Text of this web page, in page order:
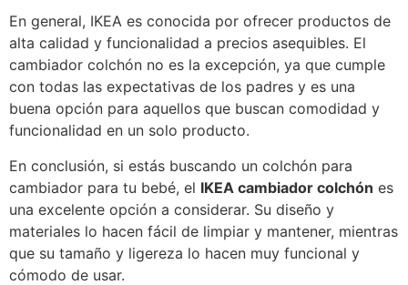
En general, IKEA es conocida por ofrecer productos de
alta calidad y funcionalidad a precios asequibles. El
cambiador colchón no es la excepción, ya que cumple
con todas las expectativas de los padres y es una
buena opción para aquellos que buscan comodidad y
funcionalidad en un solo producto.
En conclusión, si estás buscando un colchón para
cambiador para tu bebé, el IKEA cambiador colchón es
una excelente opción a considerar. Su diseño y
materiales lo hacen fácil de limpiar y mantener, mientras
que su tamaño y ligereza lo hacen muy funcional y
cómodo de usar.